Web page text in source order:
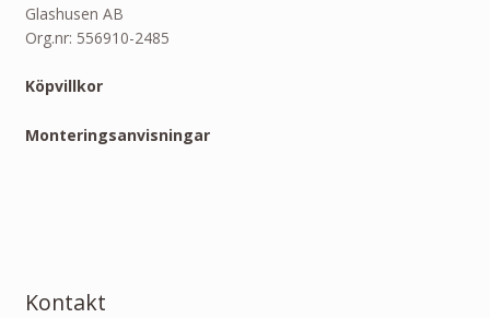
Glashusen AB
Org.nr: 556910-2485
Köpvillkor
Monteringsanvisningar
Kontakt